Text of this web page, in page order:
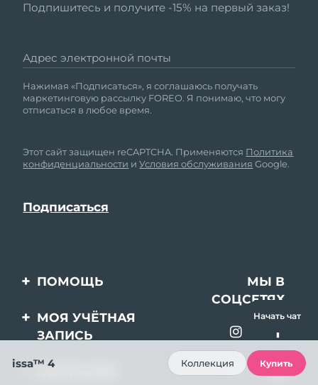
Подпишитесь и получите -15% на первый заказ!
Адрес электронной почты
Нажимая «Подписаться», я соглашаюсь получать
маркетинговую рассылку FOREO. Я понимаю, что могу
отписаться в любое время.
Этот сайт защищен reCAPTCHA. Применяются Политика
конфиденциальности иУсловия обслуживания Google.
ПОМОЩЬ
Свяжитесь с нами
Заказ и доставка
Гарантия и возврат
МЫ В
СОЦСЕТЯХ
МОЯ УЧЁТНАЯ
ЗАПИСЬ
Регистрация продукта
КОМПАНИЯ
Начать чат
issa™ 4 Коллекция Купить